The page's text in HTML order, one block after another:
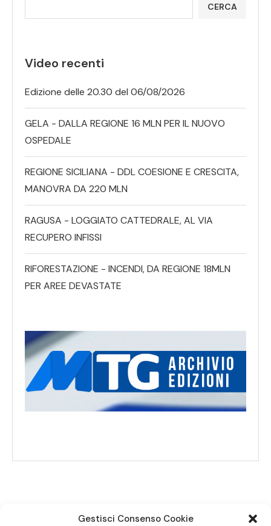
Gestisci Consenso Cookie
CERCA
Video recenti
Edizione delle 20.30 del 06/08/2026
GELA - DALLA REGIONE 16 MLN PER IL NUOVO
OSPEDALE
REGIONE SICILIANA - DDL COESIONE E CRESCITA,
MANOVRA DA 220 MLN
RAGUSA - LOGGIATO CATTEDRALE, AL VIA
RECUPERO INFISSI
RIFORESTAZIONE - INCENDI, DA REGIONE 18MLN
PER AREE DEVASTATE